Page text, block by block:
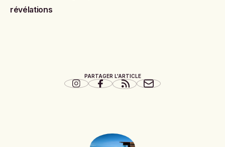
révélations
PARTAGER L'ARTICLE